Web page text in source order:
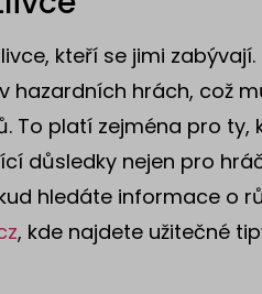
kteří se jimi zabývají.
hazardních hrách, což
To platí zejména pro ty,
důsledky nejen pro
hledáte informace o
, kde najdete užitečné